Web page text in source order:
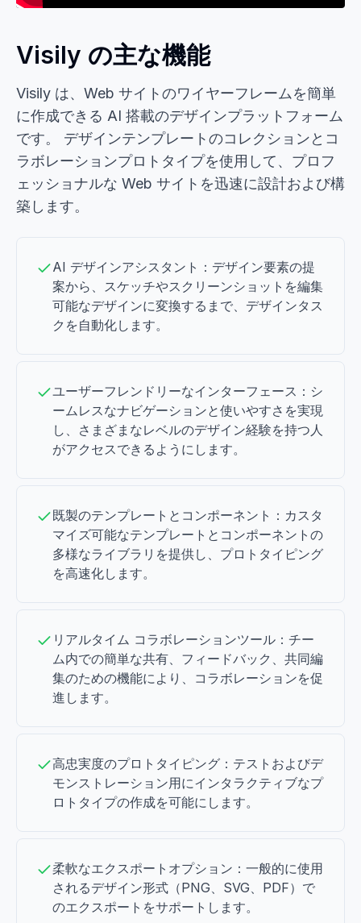
Visily の主な機能
Visily は、Web サイトのワイヤーフレームを簡単
に作成できる AI 搭載のデザインプラットフォーム
です。 デザインテンプレートのコレクションとコ
ラボレーションプロトタイプを使用して、プロフ
ェッショナルな Web サイトを迅速に設計および構
築します。
AI デザインアシスタント：デザイン要素の提
案から、スケッチやスクリーンショットを編集
可能なデザインに変換するまで、デザインタス
クを自動化します。
ユーザーフレンドリーなインターフェース：シ
ームレスなナビゲーションと使いやすさを実現
し、さまざまなレベルのデザイン経験を持つ人
がアクセスできるようにします。
既製のテンプレートとコンポーネント：カスタ
マイズ可能なテンプレートとコンポーネントの
多様なライブラリを提供し、プロトタイピング
を高速化します。
リアルタイム コラボレーションツール：チー
ム内での簡単な共有、フィードバック、共同編
集のための機能により、コラボレーションを促
進します。
高忠実度のプロトタイピング：テストおよびデ
モンストレーション用にインタラクティブなプ
ロトタイプの作成を可能にします。
柔軟なエクスポートオプション：一般的に使用
されるデザイン形式（PNG、SVG、PDF）で
のエクスポートをサポートします。